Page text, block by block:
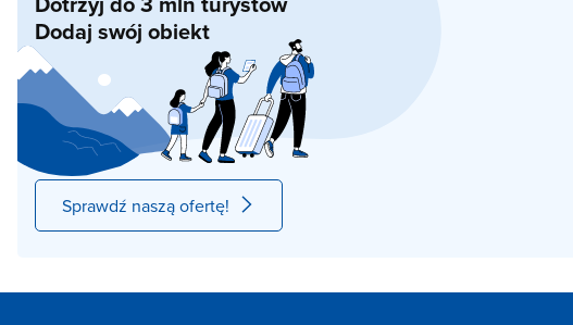
Dodaj swój obiekt
Sprawdź naszą ofertę!